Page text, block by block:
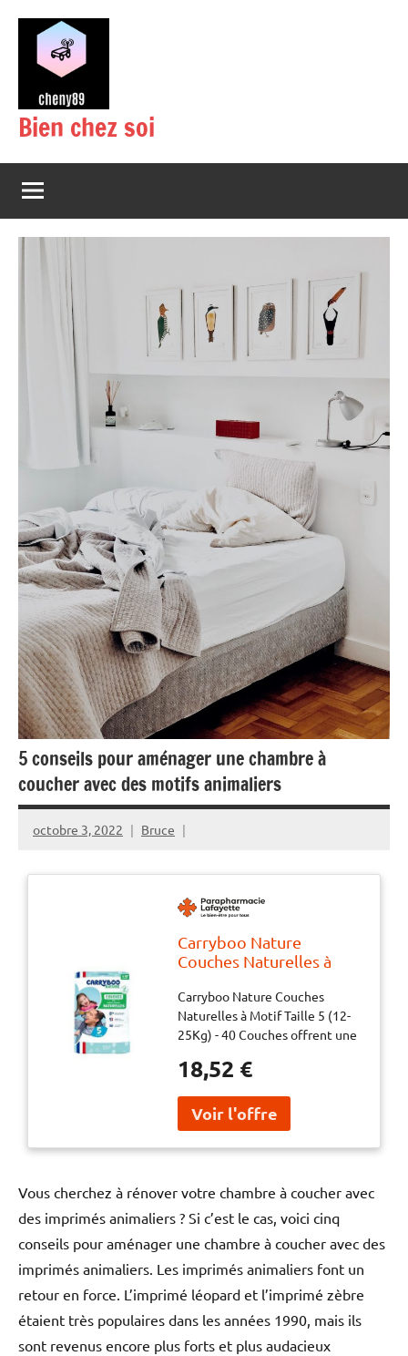
contenu
Bien chez soi
5 conseils pour aménager une chambre à
coucher avec des motifs animaliers
octobre 3, 2022 Bruce
Carryboo Nature
Couches Naturelles à
40 Couches - Paquet 40
Couches
Carryboo Nature Couches
Naturelles à Motif Taille 5 (12-
25Kg) - 40 Couches offrent une
pour la peau délicate de votre
d'un voile 100% d'origine
18,52 €
Vous cherchez à rénover votre chambre à coucher avec
des imprimés animaliers ? Si c’est le cas, voici cinq
conseils pour aménager une chambre à coucher avec des
imprimés animaliers. Les imprimés animaliers font un
retour en force. L’imprimé léopard et l’imprimé zèbre
étaient très populaires dans les années 1990, mais ils
sont revenus encore plus forts et plus audacieux